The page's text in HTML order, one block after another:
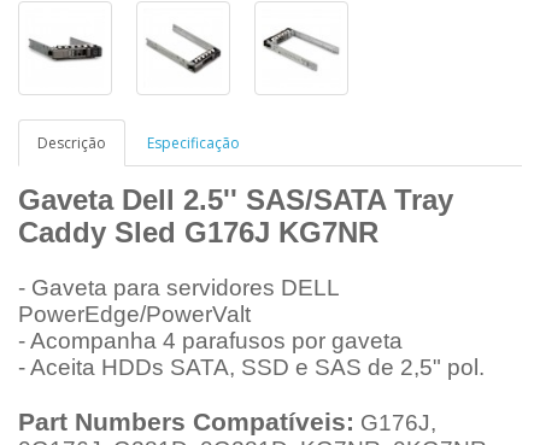
Descrição Especificação
Gaveta Dell 2.5'' SAS/SATA Tray
Caddy Sled G176J KG7NR
- Gaveta para servidores DELL
PowerEdge/PowerValt
- Acompanha 4 parafusos por gaveta
- Aceita HDDs SATA, SSD e SAS de 2,5" pol.
Part Numbers Compatíveis: G176J,